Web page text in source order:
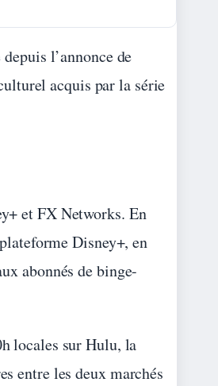
l’annonce de
acquis par la série
et FX Networks. En
Disney+, en
abonnés de binge-
locales sur Hulu, la
entre les deux marchés